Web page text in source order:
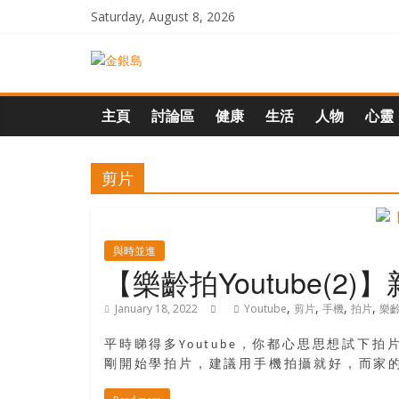
Saturday, August 8, 2026
一
起
追
生
命
的
主頁 討論區 健康 生活 人物 心靈
剪片
與時並進
【樂齡拍Youtube(2)
January 18, 2022 Youtube, 剪片, 手機, 拍片, 樂
平時睇得多Youtube，你都心思思想試下拍
剛開始學拍片，建議用手機拍攝就好，而家